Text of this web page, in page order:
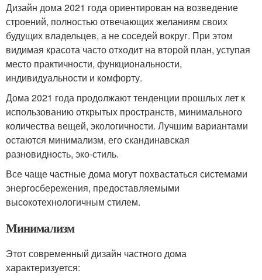
Дизайн дома 2021 года ориентирован на возведение
строений, полностью отвечающих желаниям своих
будущих владельцев, а не соседей вокруг. При этом
видимая красота часто отходит на второй план, уступая
место практичности, функциональности,
индивидуальности и комфорту.
Дома 2021 года продолжают тенденции прошлых лет к
использованию открытых пространств, минимального
количества вещей, экологичности. Лучшим вариантами
остаются минимализм, его скандинавская
разновидность, эко-стиль.
Все чаще частные дома могут похвастаться системами
энергосбережения, предоставляемыми
высокотехнологичным стилем.
Минимализм
Этот современный дизайн частного дома
характеризуется: